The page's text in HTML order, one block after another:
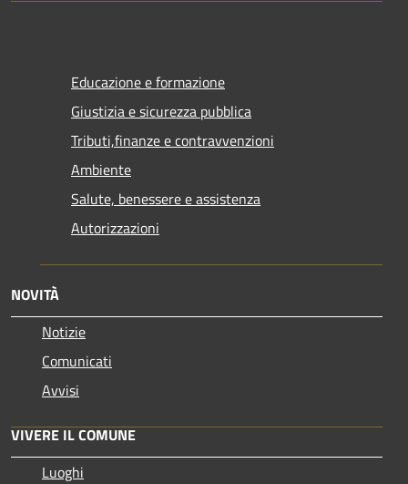
Educazione e formazione
Giustizia e sicurezza pubblica
Tributi,finanze e contravvenzioni
Ambiente
Salute, benessere e assistenza
Autorizzazioni
NOVITÀ
Notizie
Comunicati
Avvisi
VIVERE IL COMUNE
Luoghi